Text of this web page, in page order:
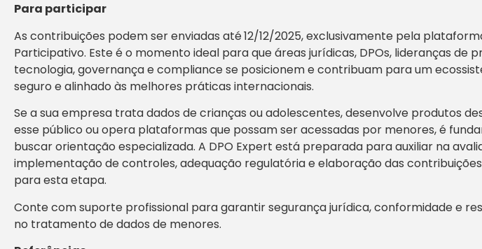
Para participar
As contribuições podem ser enviadas até12/12/2025, exclusivamente pela
Participativo. Este é o momento ideal para que áreas jurídicas, DPOs, lideranças de
tecnologia, governança e compliance se posicionem e contribuam para um
seguro e alinhado às melhores práticas internacionais.
Se a sua empresa trata dados de crianças ou adolescentes, desenvolve produtos
esse público ou opera plataformas que possam ser acessadas por menores, é
buscar orientação especializada. A DPO Expert está preparada para auxiliar na
implementação de controles, adequação regulatória e elaboração das
para esta etapa.
Conte com suporte profissional para garantir segurança jurídica, conformidade e
no tratamento de dados de menores.